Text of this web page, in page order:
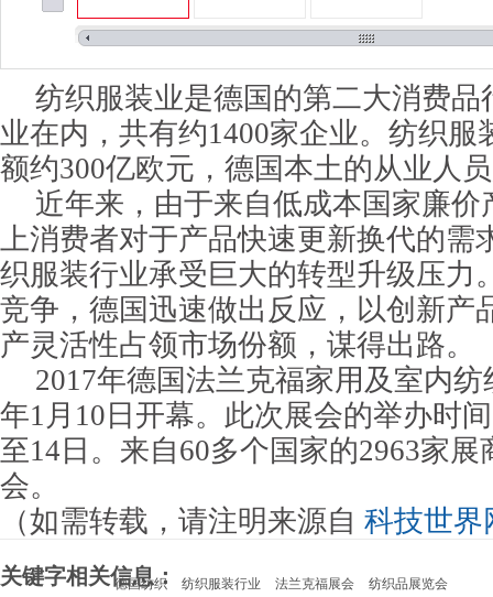
纺织服装业是德国的第二大消费品
业在内，共有约1400家企业。纺织服
额约300亿欧元，德国本土的从业人
近年来，由于来自低成本国家廉价
上消费者对于产品快速更新换代的需
织服装行业承受巨大的转型升级压力
竞争，德国迅速做出反应，以创新产
产灵活性占领市场份额，谋得出路。
2017年德国法兰克福家用及室内
年1月10日开幕。此次展会的举办时
至14日。来自60多个国家的2963家
会。
（如需转载，请注明来源自 科技世界
关键字相关信息：
德国纺织 纺织服装行业 法兰克福展会 纺织品展览会